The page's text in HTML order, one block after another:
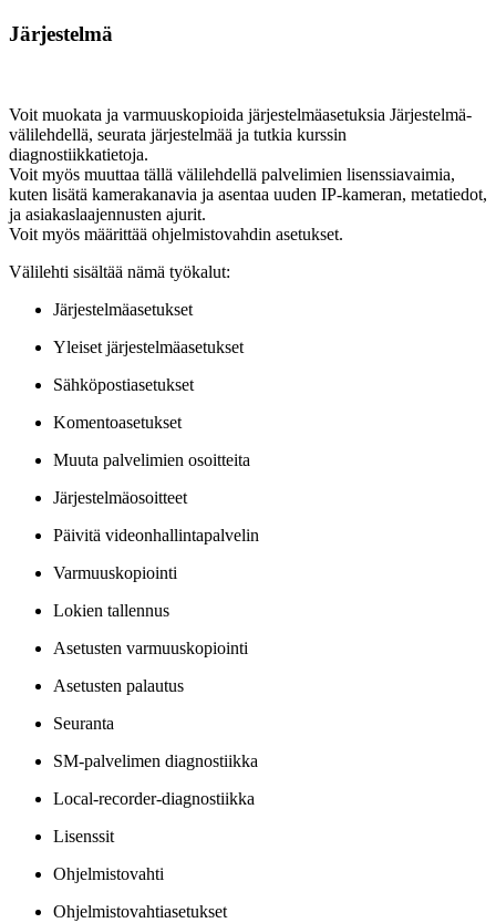
Järjestelmä
Voit muokata ja varmuuskopioida järjestelmäasetuksia Järjestelmä-
välilehdellä, seurata järjestelmää ja tutkia kurssin
diagnostiikkatietoja.
Voit myös muuttaa tällä välilehdellä palvelimien lisenssiavaimia,
kuten lisätä kamerakanavia ja asentaa uuden IP-kameran, metatiedot,
ja asiakaslaajennusten ajurit.
Voit myös määrittää ohjelmistovahdin asetukset.
Välilehti sisältää nämä työkalut:
Järjestelmäasetukset
Yleiset järjestelmäasetukset
Sähköpostiasetukset
Komentoasetukset
Muuta palvelimien osoitteita
Järjestelmäosoitteet
Päivitä videonhallintapalvelin
Varmuuskopiointi
Lokien tallennus
Asetusten varmuuskopiointi
Asetusten palautus
Seuranta
SM-palvelimen diagnostiikka
Local-recorder-diagnostiikka
Lisenssit
Ohjelmistovahti
Ohjelmistovahtiasetukset